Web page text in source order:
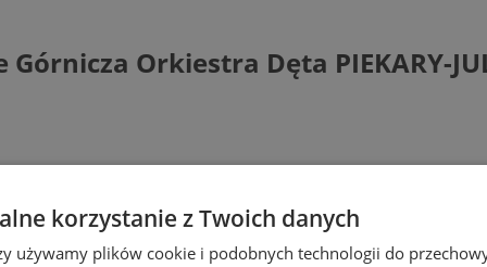
Orkiestra Dęta PIEKARY-
korzystanie z Twoich danych
używamy plików cookie i podobnych technologii do